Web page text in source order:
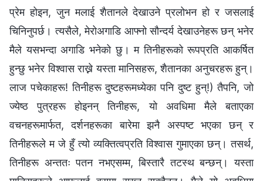
प्रेम होइन, जुन मलाई शैतानले देखाउने प्रलोभन हो र जसलाई
चिनिनुपर्छ। त्यसैले, मेरोअगाडि आफ्नो सौन्दर्य देखाउनेहरू छन् भनेर
मैले यसभन्दा अगाडि भनेको छु। म तिनीहरूको रूपप्रति आकर्षित
हुन्छु भनेर विश्‍वास राख्ने यस्ता मानिसहरू, शैतानका अनुचरहरू हुन्।
लाज पचेकाहरू! तिनीहरू दुष्टहरूमध्येका पनि दुष्ट हुन्!) तैपनि, जो
ज्येष्ठ पुत्रहरू होइनन् तिनीहरू, यो अवधिमा मैले बताएका
वचनहरूमार्फत, दर्शनहरूका बारेमा झनै अस्पष्ट भएका छन् र
तिनीहरूले म जे हुँ त्यो व्यक्तित्वप्रति विश्‍वास गुमाएका छन्। तसर्थ,
तिनीहरू अन्ततः पतन नभएसम्म, बिस्तारै तटस्थ बन्छन्। यस्ता